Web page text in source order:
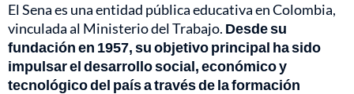
El Sena es una entidad pública educativa en Colombia,
vinculada al Ministerio del Trabajo. Desde su
fundación en 1957, su objetivo principal ha sido
impulsar el desarrollo social, económico y
tecnológico del país a través de la formación